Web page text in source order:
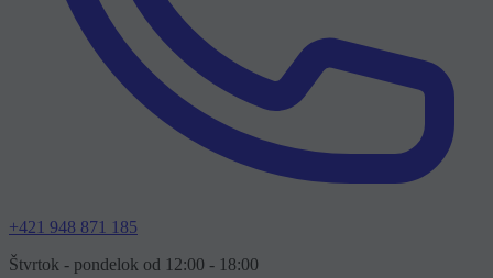
+421 948 871 185
Štvrtok - pondelok od 12:00 - 18:00